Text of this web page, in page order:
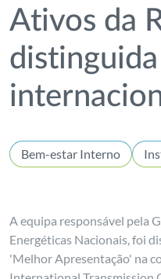
Ativos da
distinguida
Bem-estar Interno
A equipa responsável pela
Energéticas Nacionais, foi
'Melhor Apresentação' na